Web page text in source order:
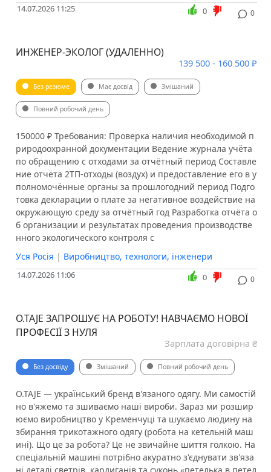
14.07.2026 11:25 0
0
ИНЖЕНЕР-ЭКОЛОГ (УДАЛЕННО)
139 500 - 160 500 ₽
Без резюме Має досвід Змішаний
Повний робочий день
150000 ₽ Требования: Проверка наличия необходимой п
риродоохранной документации Ведение журнала учёта
по обращению с отходами за отчётный период Составле
ние отчёта 2ТП-отходы (воздух) и предоставление его в у
полномочённые органы за прошлогодний период Подго
товка декларации о плате за негативное воздействие на
окружающую среду за отчётный год Разработка отчёта о
б организации и результатах проведения производстве
нного экологического контроля с
Уся Росія | Виробництво, технологи, інженери
14.07.2026 11:06 0
0
O.TAJE ЗАПРОШУЄ НА РОБОТУ! НАВЧАЄМО НОВОЇ
ПРОФЕСІЇ З НУЛЯ
Зарплата договірна ₴
Без досвіду Змішаний Повний робочий день
O.TAJE — український бренд в'язаного одягу. Ми самостій
но в'яжемо та зшиваємо наші вироби. Зараз ми розшир
юємо виробництво у Кременчуці та шукаємо людину на
збирання трикотажного одягу (робота на кетельній маш
ині). Що це за робота? Це не звичайне шиття голкою. На
спеціальній машині потрібно акуратно з'єднувати зв'яза